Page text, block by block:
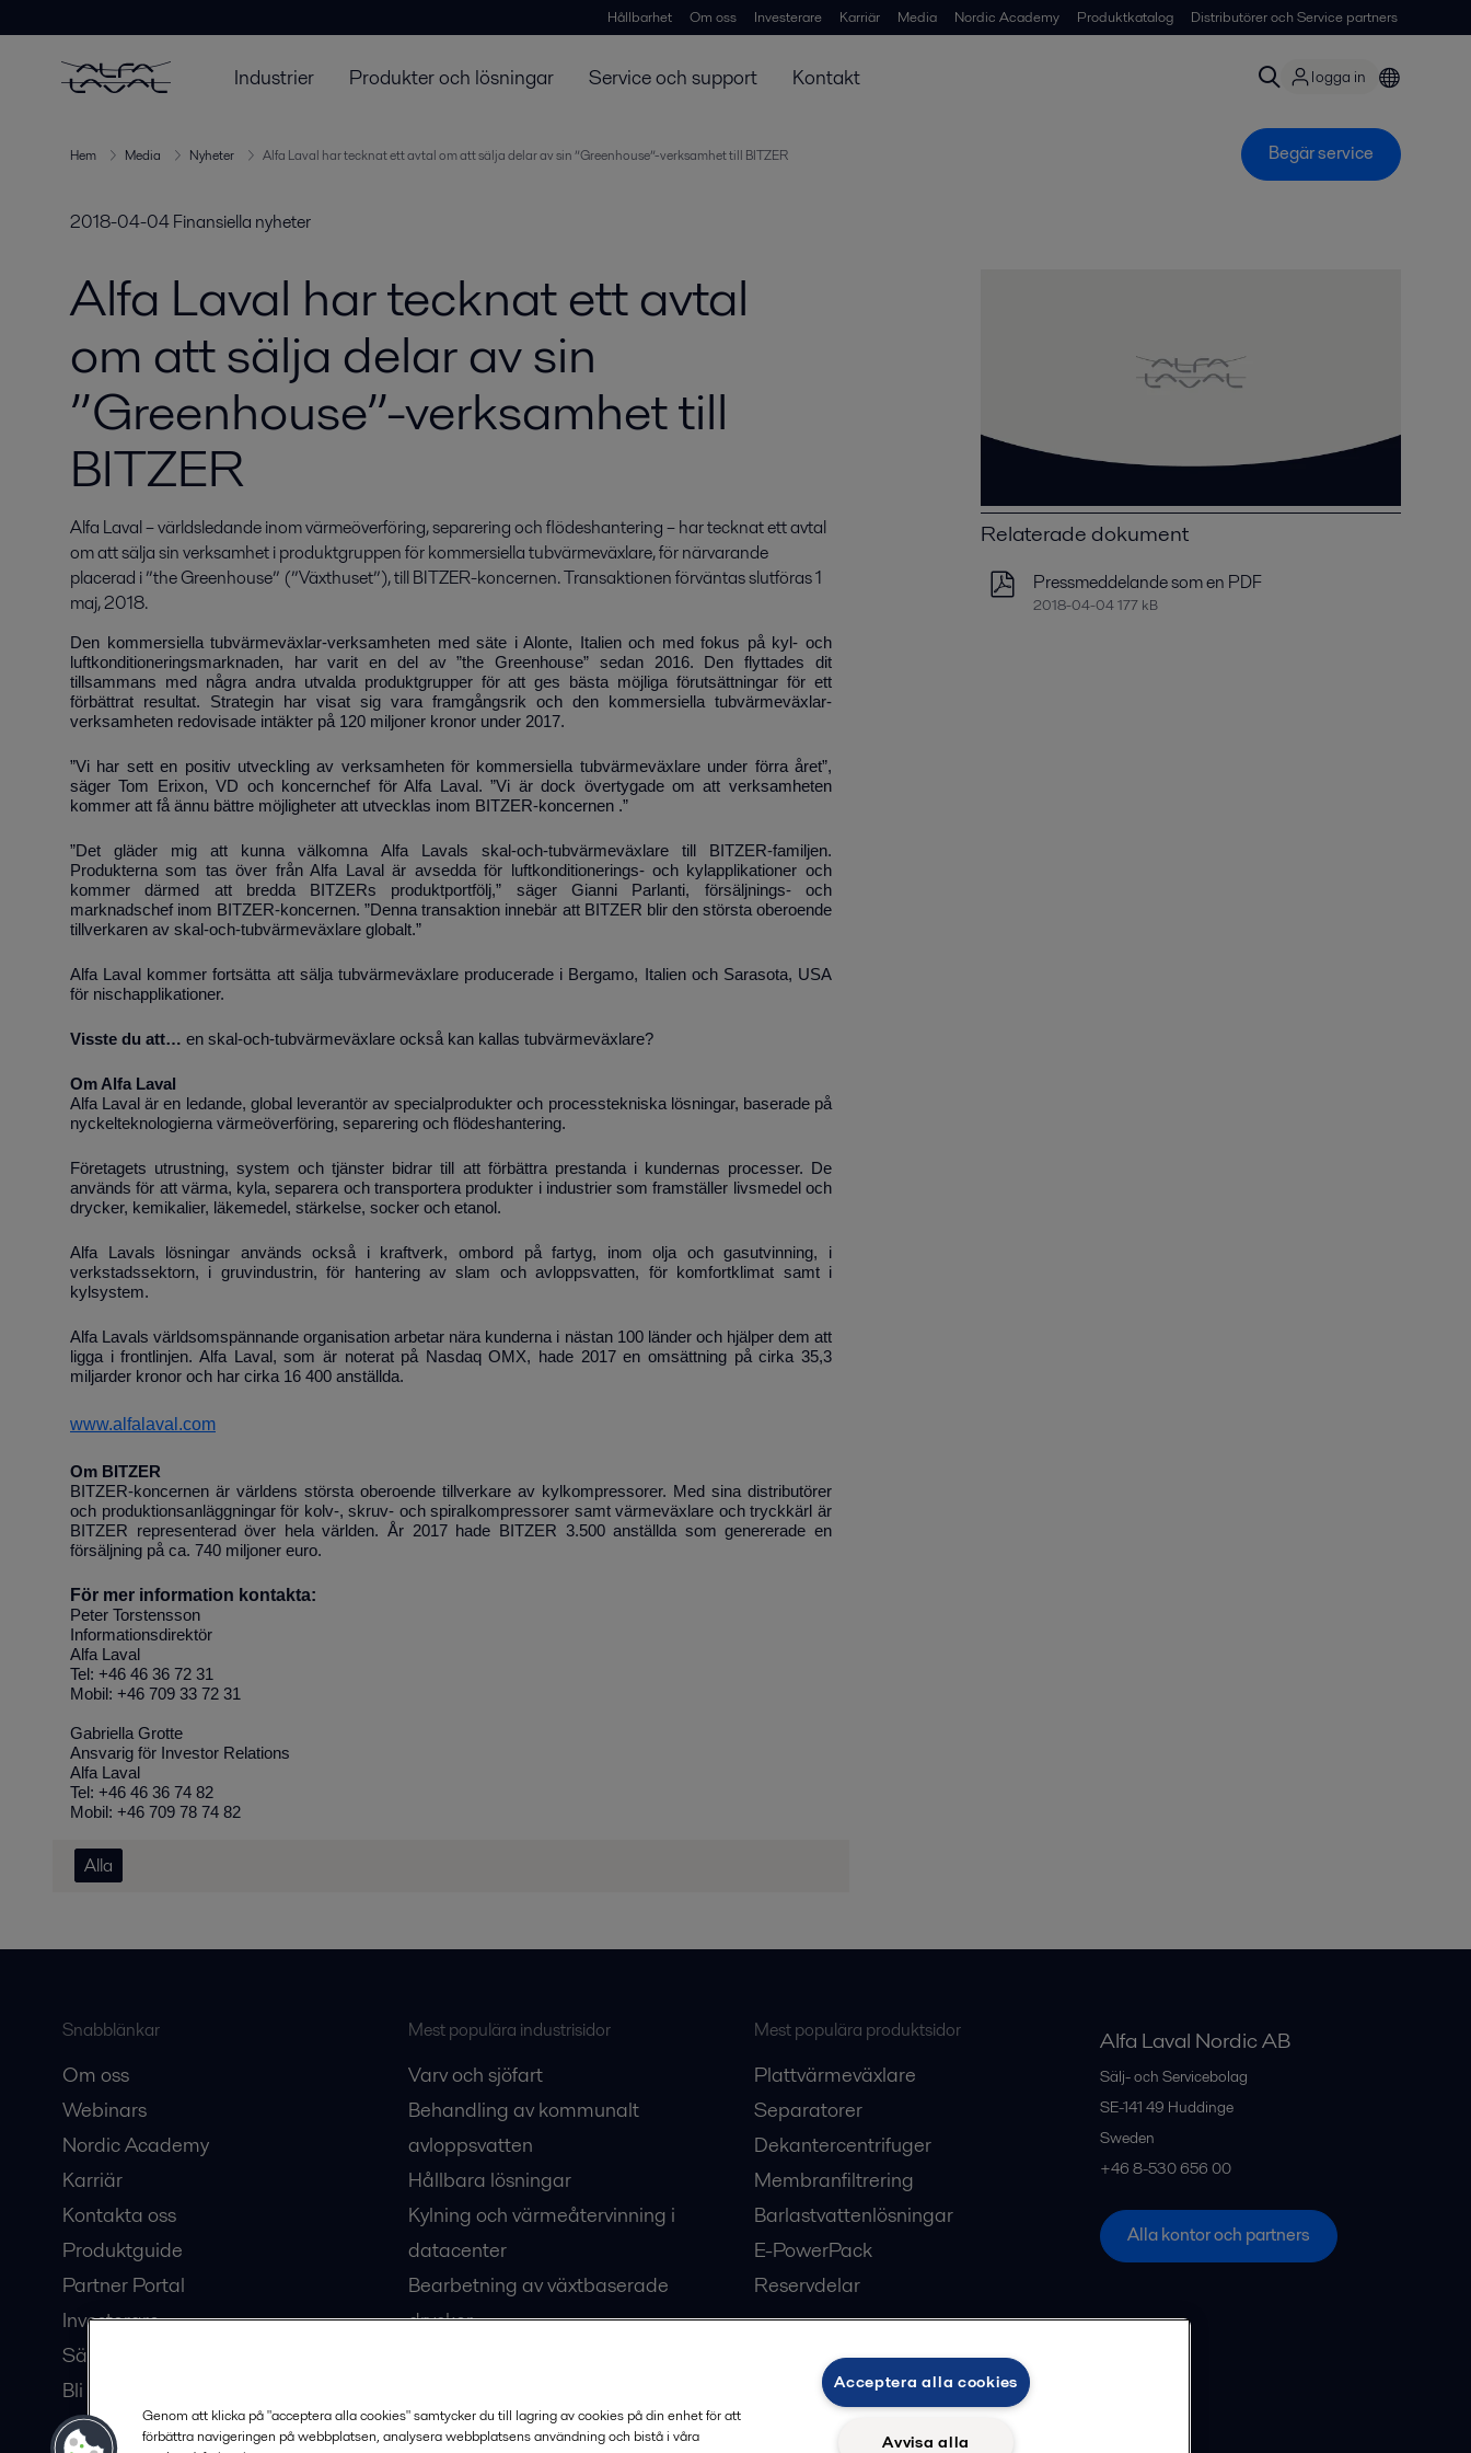
Hållbarhet Om oss Investerare Karriär Media Nordic Academy Produktkatalog Distributörer och Service partners
Industrier Produkter och lösningar Service och support Kontakt logga in
Hem Media Nyheter Alfa Laval har tecknat ett avtal om att sälja delar av sin ”Greenhouse”-verksamhet till BITZER Begär service
2018-04-04Finansiella nyheter
Alfa Laval har tecknat ett avtal
om att sälja delar av sin
”Greenhouse”-verksamhet till
BITZER
Alfa Laval – världsledande inom värmeöverföring, separering och flödeshantering – har tecknat ett avtal
om att sälja sin verksamhet i produktgruppen för kommersiella tubvärmeväxlare, för närvarande
placerad i ”the Greenhouse” (”Växthuset”), till BITZER-koncernen. Transaktionen förväntas slutföras 1
maj, 2018.
Den kommersiella tubvärmeväxlar-verksamheten med säte i Alonte, Italien och med fokus på kyl- och
luftkonditioneringsmarknaden, har varit en del av ”the Greenhouse” sedan 2016. Den flyttades dit
tillsammans med några andra utvalda produktgrupper för att ges bästa möjliga förutsättningar för ett
förbättrat resultat. Strategin har visat sig vara framgångsrik och den kommersiella tubvärmeväxlar-
verksamheten redovisade intäkter på 120 miljoner kronor under 2017.
”Vi har sett en positiv utveckling av verksamheten för kommersiella tubvärmeväxlare under förra året”,
säger Tom Erixon, VD och koncernchef för Alfa Laval. ”Vi är dock övertygade om att verksamheten
kommer att få ännu bättre möjligheter att utvecklas inom BITZER-koncernen .”
”Det gläder mig att kunna välkomna Alfa Lavals skal-och-tubvärmeväxlare till BITZER-familjen.
Produkterna som tas över från Alfa Laval är avsedda för luftkonditionerings- och kylapplikationer och
kommer därmed att bredda BITZERs produktportfölj,” säger Gianni Parlanti, försäljnings- och
marknadschef inom BITZER-koncernen. ”Denna transaktion innebär att BITZER blir den största oberoende
tillverkaren av skal-och-tubvärmeväxlare globalt.”
Alfa Laval kommer fortsätta att sälja tubvärmeväxlare producerade i Bergamo, Italien och Sarasota, USA
för nischapplikationer.
Visste du att… en skal-och-tubvärmeväxlare också kan kallas tubvärmeväxlare?
Om Alfa Laval
Alfa Laval är en ledande, global leverantör av specialprodukter och processtekniska lösningar, baserade på
nyckelteknologierna värmeöverföring, separering och flödeshantering.
Företagets utrustning, system och tjänster bidrar till att förbättra prestanda i kundernas processer. De
används för att värma, kyla, separera och transportera produkter i industrier som framställer livsmedel och
drycker, kemikalier, läkemedel, stärkelse, socker och etanol.
Alfa Lavals lösningar används också i kraftverk, ombord på fartyg, inom olja och gasutvinning, i
verkstadssektorn, i gruvindustrin, för hantering av slam och avloppsvatten, för komfortklimat samt i
kylsystem.
Alfa Lavals världsomspännande organisation arbetar nära kunderna i nästan 100 länder och hjälper dem att
ligga i frontlinjen. Alfa Laval, som är noterat på Nasdaq OMX, hade 2017 en omsättning på cirka 35,3
miljarder kronor och har cirka 16 400 anställda.
www.alfalaval.com
Om BITZER
BITZER-koncernen är världens största oberoende tillverkare av kylkompressorer. Med sina distributörer
och produktionsanläggningar för kolv-, skruv- och spiralkompressorer samt värmeväxlare och tryckkärl är
BITZER representerad över hela världen. År 2017 hade BITZER 3.500 anställda som genererade en
försäljning på ca. 740 miljoner euro.
För mer information kontakta:
Peter Torstensson
Informationsdirektör
Alfa Laval
Tel: +46 46 36 72 31
Mobil: +46 709 33 72 31
Gabriella Grotte
Ansvarig för Investor Relations
Alfa Laval
Tel: +46 46 36 74 82
Mobil: +46 709 78 74 82
Alla
Relaterade dokument
Pressmeddelande som en PDF
2018-04-04 177 kB
Snabblänkar
Om oss
Webinars
Nordic Academy
Karriär
Kontakta oss
Produktguide
Partner Portal
Investerare
Säkerhetsdatablad
Bli en partner
Mest populära industrisidor
Varv och sjöfart
Behandling av kommunalt
avloppsvatten
Hållbara lösningar
Kylning och värmeåtervinning i
datacenter
Bearbetning av växtbaserade
drycker
Mest populära produktsidor
Plattvärmeväxlare
Separatorer
Dekantercentrifuger
Membranfiltrering
Barlastvattenlösningar
E-PowerPack
Reservdelar
Alfa Laval Nordic AB
Sälj- och Servicebolag
SE-141 49 Huddinge
Sweden
+46 8-530 656 00
Alla kontor och partners
Genom att klicka på "acceptera alla cookies" samtycker du till lagring av cookies på din enhet för att
förbättra navigeringen på webbplatsen, analysera webbplatsens användning och bistå i våra
Acceptera alla cookies
Avvisa alla